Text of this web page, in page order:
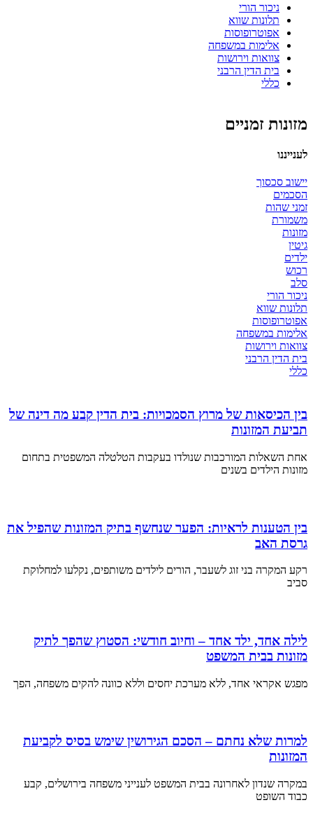
ניכור הורי
תלונות שווא
אפוטרופוסות
אלימות במשפחה
צוואות וירושות
בית הדין הרבני
כללי
מזונות זמניים
לענייננו
יישוב סכסוך
הסכמים
זמני שהות
משמורת
מזונות
גיטין
ילדים
רכוש
סלב
ניכור הורי
תלונות שווא
אפוטרופוסות
אלימות במשפחה
צוואות וירושות
בית הדין הרבני
כללי
בין הכיסאות של מרוץ הסמכויות: בית הדין קבע מה דינה של
תביעת המזונות
אחת השאלות המורכבות שנולדו בעקבות הטלטלה המשפטית בתחום
מזונות הילדים בשנים
בין הטענות לראיות: הפער שנחשף בתיק המזונות שהפיל את
גרסת האב
רקע המקרה בני זוג לשעבר, הורים לילדים משותפים, נקלעו למחלוקת
סביב
לילה אחד, ילד אחד – וחיוב חודשי: הסטוץ שהפך לתיק
מזונות בבית המשפט
מפגש אקראי אחד, ללא מערכת יחסים וללא כוונה להקים משפחה, הפך
למרות שלא נחתם – הסכם הגירושין שימש בסיס לקביעת
המזונות
במקרה שנדון לאחרונה בבית המשפט לענייני משפחה בירושלים, קבע
כבוד השופט